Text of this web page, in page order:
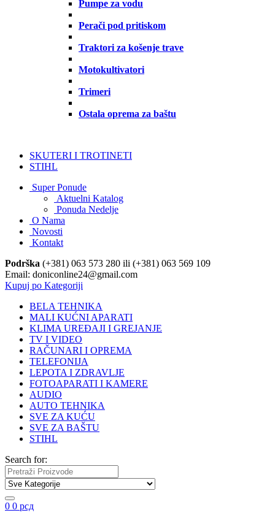
Pumpe za vodu
Perači pod pritiskom
Traktori za košenje trave
Motokultivatori
Trimeri
Ostala oprema za baštu
SKUTERI I TROTINETI
STIHL
Super Ponude
Aktuelni Katalog
Ponuda Nedelje
O Nama
Novosti
Kontakt
Podrška (+381) 063 573 280 ili (+381) 063 569 109
Email: doniconline24@gmail.com
Kupuj po Kategoriji
BELA TEHNIKA
MALI KUĆNI APARATI
KLIMA UREĐAJI I GREJANJE
TV I VIDEO
RAČUNARI I OPREMA
TELEFONIJA
LEPOTA I ZDRAVLJE
FOTOAPARATI I KAMERE
AUDIO
AUTO TEHNIKA
SVE ZA KUĆU
SVE ZA BAŠTU
STIHL
Search for:
0 0 рсд